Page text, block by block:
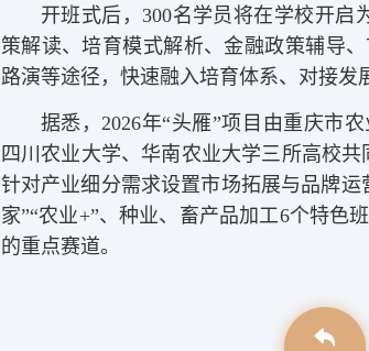
开班式后，300名学员将在学校开启
策解读、培育模式解析、金融政策辅导
路演等途径，快速融入培育体系、对接发
据悉，2026年“头雁”项目由重庆市
四川农业大学、华南农业大学三所高校共
针对产业细分需求设置市场拓展与品牌
家”“农业+”、种业、畜产品加工6个特色
的重点赛道。